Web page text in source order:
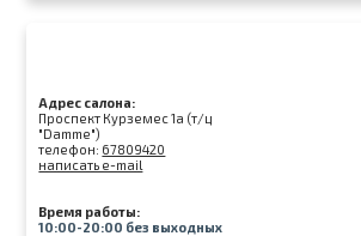
Адрес салона:
Проспект Курземес 1а (т/ц
"Damme")
телефон: 67809420
написать e-mail
Время работы:
10:00-20:00 без выходных